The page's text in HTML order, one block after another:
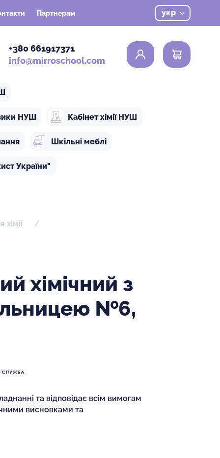
Партнерам укр
+380 661917371
info@mirroschool.com
0
НУШ Кабінет хімії НУШ
Шкільні меблі
України"
хімічний з
№6,
та відповідає всім вимогам
висновками та